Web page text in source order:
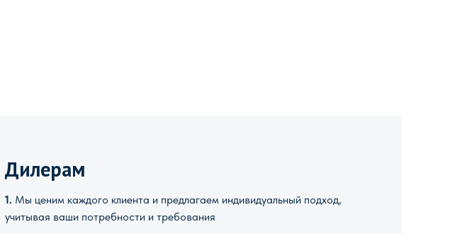
Дилерам
1. Мы ценим каждого клиента и предлагаем индивидуальный подход,
учитывая ваши потребности и требования